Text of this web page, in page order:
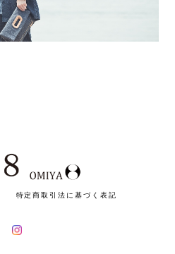
特定商取引法に基づく表記